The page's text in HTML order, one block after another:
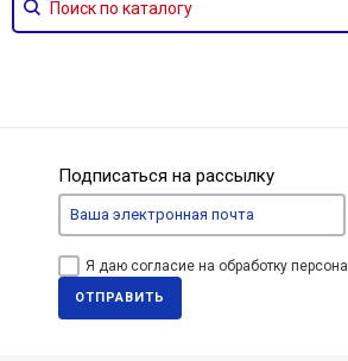
Подписаться на рассылку
Я даю согласие на обработку
ОТПРАВИТЬ